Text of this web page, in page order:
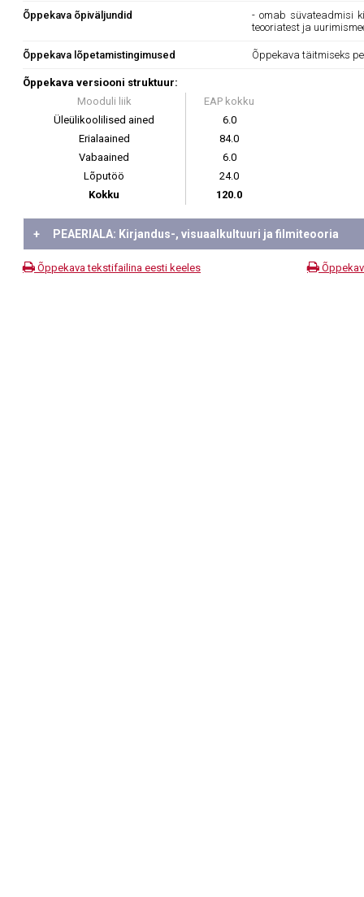
Õppekava õpiväljundid
- omab süvateadmisi
teooriatest ja
Õppekava lõpetamistingimused Õppekava täitmiseks
Õppekava versiooni struktuur:
Mooduli liik
EAP kokku
Üleülikoolilised ained
6.0
Erialaained
84.0
Vabaained
6.0
Lõputöö
24.0
Kokku
120.0
+ PEAERIALA: Kirjandus-, visuaalkultuuri ja filmiteooria
Õppekava tekstifailina eesti keeles